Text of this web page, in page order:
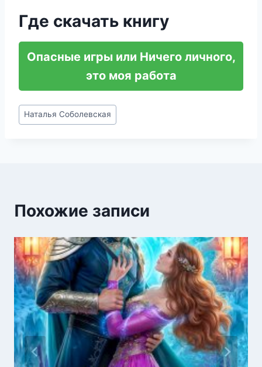
Где скачать книгу
Опасные игры или Ничего личного,
это моя работа
Метки
записи:
Наталья Соболевская
Похожие записи